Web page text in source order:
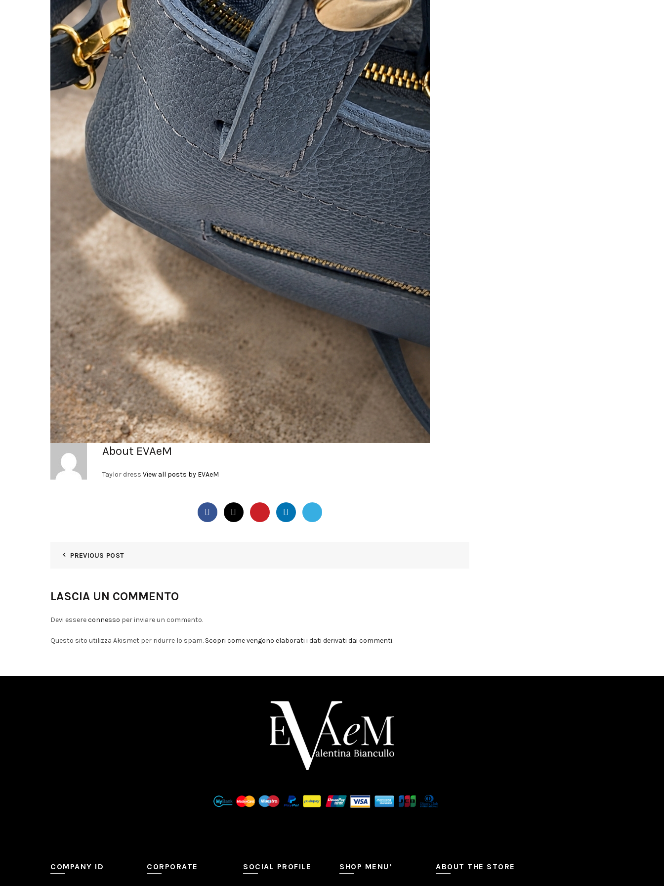
About EVAeM
Taylor dress View all posts by EVAeM
PREVIOUS POST
LASCIA UN COMMENTO
Devi essereconnesso per inviare un commento.
Questo sito utilizza Akismet per ridurre lo spam. Scopri come vengono elaborati i dati derivati dai commenti.
COMPANY ID CORPORATE SOCIAL PROFILE SHOP MENU’ ABOUT THE STORE